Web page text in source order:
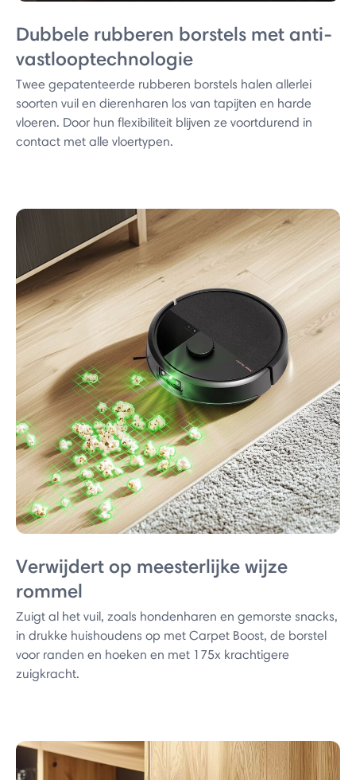
Dubbele rubberen borstels met anti-
vastlooptechnologie
Twee gepatenteerde rubberen borstels halen allerlei
soorten vuil en dierenharen los van tapijten en harde
vloeren. Door hun flexibiliteit blijven ze voortdurend in
contact met alle vloertypen.
Verwijdert op meesterlijke wijze
rommel
Zuigt al het vuil, zoals hondenharen en gemorste snacks,
in drukke huishoudens op met Carpet Boost, de borstel
voor randen en hoeken en met 175x krachtigere
zuigkracht.